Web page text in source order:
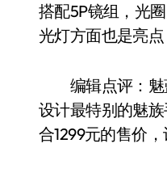
搭配5P镜组，光
光灯方面也是亮
编辑点评：魅
设计最特别的魅
合1299元的售价